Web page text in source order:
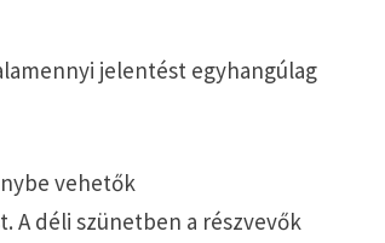
jelentést egyhangúlag
vehetők
A déli szünetben a részvevők